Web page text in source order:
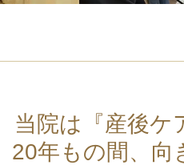
当院は『産後ケ
20年もの間、向